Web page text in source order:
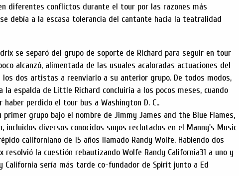
diferentes conflictos durante el tour por las razones más
debía a la escasa tolerancia del cantante hacia la teatralidad
se separó del grupo de soporte de Richard para seguir en tour
alcanzó, alimentada de las usuales acaloradas actuaciones del
dos artistas a reenviarlo a su anterior grupo. De todos modos,
la espalda de Little Richard concluiría a los pocos meses, cuando
haber perdido el tour bus a Washington D. C..
primer grupo bajo el nombre de Jimmy James and the Blue Flames,
incluidos diversos conocidos suyos reclutados en el Manny's Music
californiano de 15 años llamado Randy Wolfe. Habiendo dos
resolvió la cuestión rebautizando Wolfe Randy California31 a uno y
California sería más tarde co-fundador de Spirit junto a Ed